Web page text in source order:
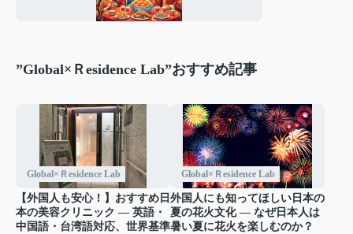
”Global×Ｒesidence Lab”おすすめ記事
Global×Ｒesidence Lab
【外国人も安心！】おすすめ日
本の美容クリニック ― 英語・
中国語・台湾語対応、世界基準
Global×Ｒesidence Lab
外国人にも知ってほしい日本の
夏の花火文化 ― なぜ日本人は
暑い夏に花火を楽しむのか？